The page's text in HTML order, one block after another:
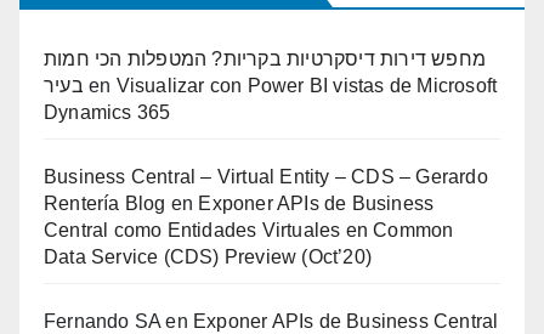
מחפש דירות דיסקרטיות בקריות? המטפלות הכי חמות
בעיר en Visualizar con Power BI vistas de Microsoft
Dynamics 365
Business Central – Virtual Entity – CDS – Gerardo
Rentería Blog en Exponer APIs de Business
Central como Entidades Virtuales en Common
Data Service (CDS) Preview (Oct’20)
Fernando SA en Exponer APIs de Business Central